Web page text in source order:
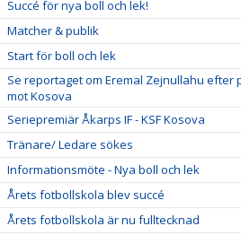
Succé för nya boll och lek!
Matcher & publik
Start för boll och lek
Se reportaget om Eremal Zejnullahu efter
mot Kosova
Seriepremiär Åkarps IF - KSF Kosova
Tränare/ Ledare sökes
Informationsmöte - Nya boll och lek
Årets fotbollskola blev succé
Årets fotbollskola är nu fulltecknad